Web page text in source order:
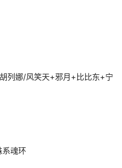
列娜/风笑天+邪月+比比东+宁
系魂环